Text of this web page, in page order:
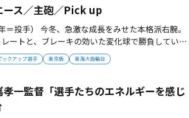
ックアップ選手 東京版 東海大高輪台
ース／主砲／Pick up
＝投手） 今冬、急激な成長をみせた本格派右腕。
ートと、ブレーキの効いた変化球で勝負していく
） ミート力と勝負強さが武器の中距離ヒッター。
輪台の秘密兵器／ ホワイト琢
人の父親...
一監督「選手たちのエネルギーを感じ